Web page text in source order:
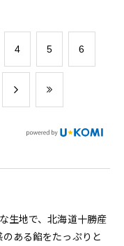
​4 ​5 ​6
生地で、北海道十勝産
ある餡をたっぷりと